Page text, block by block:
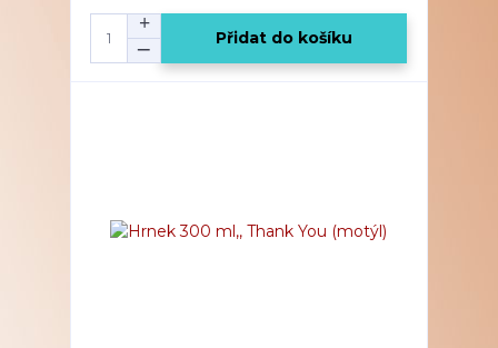
Přidat do košíku